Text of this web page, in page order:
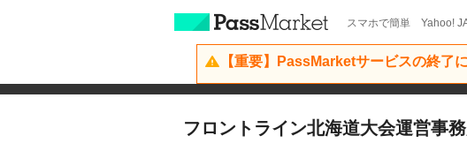
スマホで簡単 Yahoo!
【重要】PassMarketサービスの終了
フロントライン北海道大会運営事